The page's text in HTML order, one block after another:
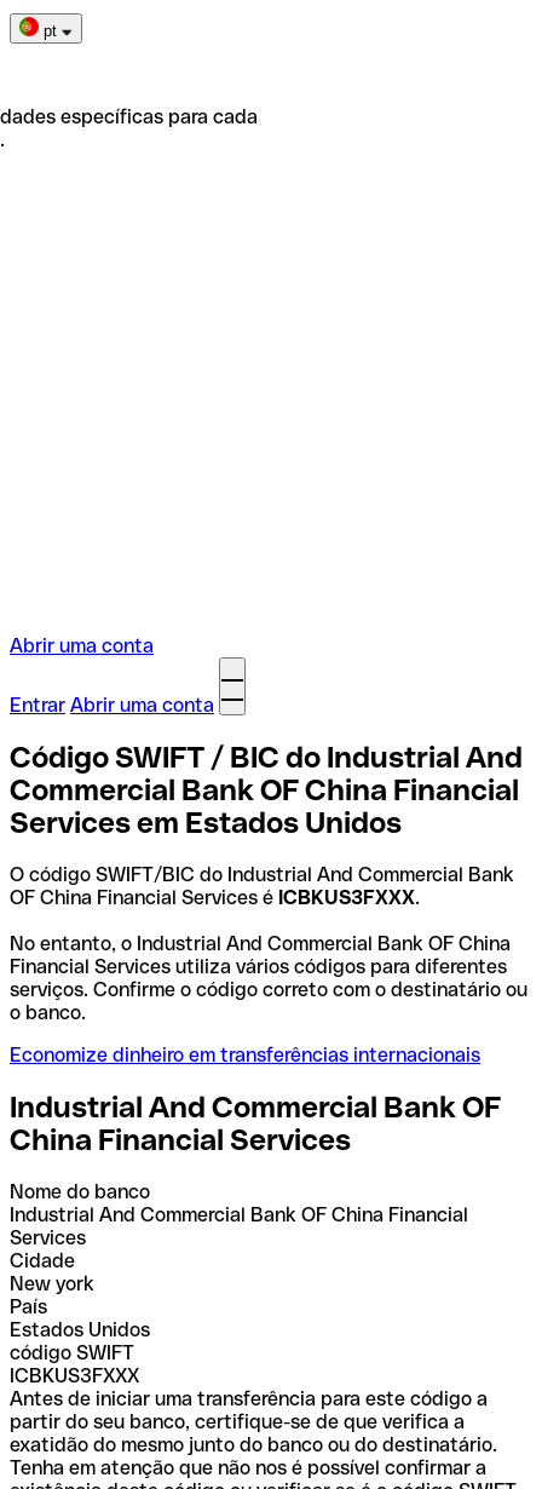
pt
específicas para cada
Abrir uma conta
Entrar Abrir uma conta
Código SWIFT / BIC do Industrial And
Commercial Bank OF China Financial
Services em Estados Unidos
O código SWIFT/BIC do Industrial And Commercial Bank
OF China Financial Services é ICBKUS3FXXX.
No entanto, o Industrial And Commercial Bank OF China
Financial Services utiliza vários códigos para diferentes
serviços. Confirme o código correto com o destinatário ou
o banco.
Economize dinheiro em transferências internacionais
Industrial And Commercial Bank OF
China Financial Services
Nome do banco
Industrial And Commercial Bank OF China Financial
Services
Cidade
New york
País
Estados Unidos
código SWIFT
ICBKUS3FXXX
Antes de iniciar uma transferência para este código a
partir do seu banco, certifique-se de que verifica a
exatidão do mesmo junto do banco ou do destinatário.
Tenha em atenção que não nos é possível confirmar a